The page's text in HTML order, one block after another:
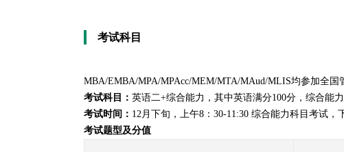
考试科目
MBA/EMBA/MPA/MPAcc/MEM/MTA/MAud/MLIS均参加全国
考试科目 ： 英语二+综合能力，其中英语满分100分，综合能力
考试时间 ： 12月下旬，上午8：30-11:30 综合能力科目考试，
考试题型及分值